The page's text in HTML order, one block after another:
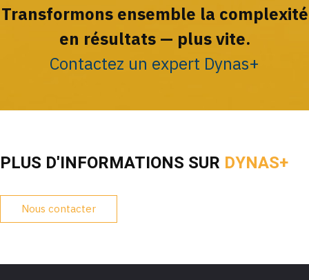
Transformons ensemble la complexité
en résultats — plus vite.
Contactez un expert Dynas+
PLUS D'INFORMATIONS SUR DYNAS+
Nous contacter